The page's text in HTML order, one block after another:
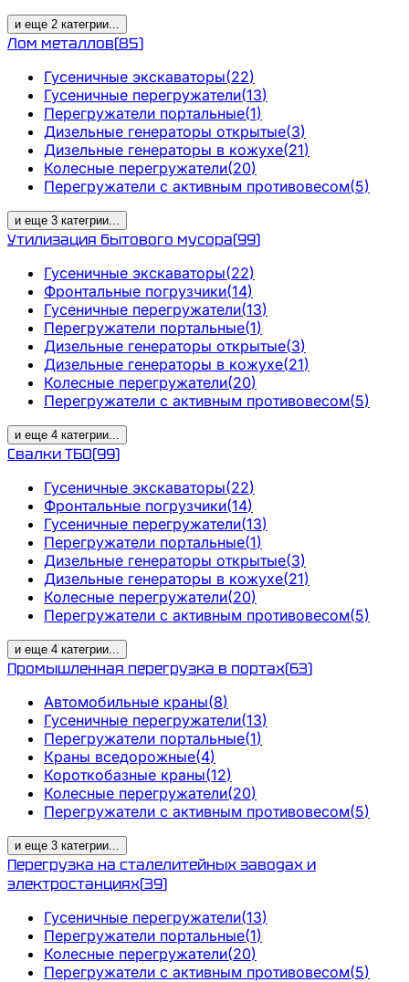
и еще 2 категрии...
Лом металлов(85)
Гусеничные экскаваторы(22)
Гусеничные перегружатели(13)
Перегружатели портальные(1)
Дизельные генераторы открытые(3)
Дизельные генераторы в кожухе(21)
Колесные перегружатели(20)
Перегружатели с активным противовесом(5)
и еще 3 категрии...
Утилизация бытового мусора(99)
Гусеничные экскаваторы(22)
Фронтальные погрузчики(14)
Гусеничные перегружатели(13)
Перегружатели портальные(1)
Дизельные генераторы открытые(3)
Дизельные генераторы в кожухе(21)
Колесные перегружатели(20)
Перегружатели с активным противовесом(5)
и еще 4 категрии...
Свалки ТБО(99)
Гусеничные экскаваторы(22)
Фронтальные погрузчики(14)
Гусеничные перегружатели(13)
Перегружатели портальные(1)
Дизельные генераторы открытые(3)
Дизельные генераторы в кожухе(21)
Колесные перегружатели(20)
Перегружатели с активным противовесом(5)
и еще 4 категрии...
Промышленная перегрузка в портах(63)
Автомобильные краны(8)
Гусеничные перегружатели(13)
Перегружатели портальные(1)
Краны вседорожные(4)
Короткобазные краны(12)
Колесные перегружатели(20)
Перегружатели с активным противовесом(5)
и еще 3 категрии...
Перегрузка на сталелитейных заводах и
электростанциях(39)
Гусеничные перегружатели(13)
Перегружатели портальные(1)
Колесные перегружатели(20)
Перегружатели с активным противовесом(5)